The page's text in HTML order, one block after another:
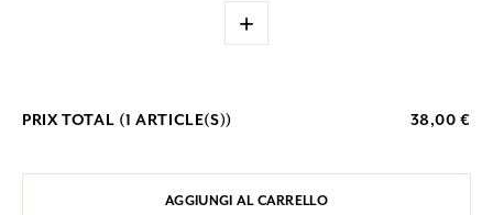
+
PRIX TOTAL (1 ARTICLE(S)) 38,00 €
AGGIUNGI AL CARRELLO